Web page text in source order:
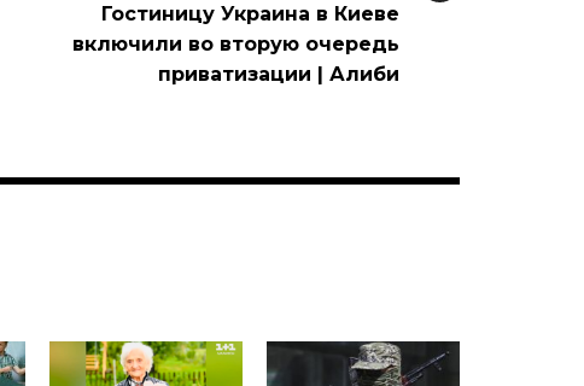
Гостиницу Украина в Киеве
включили во вторую очередь
приватизации | Алиби